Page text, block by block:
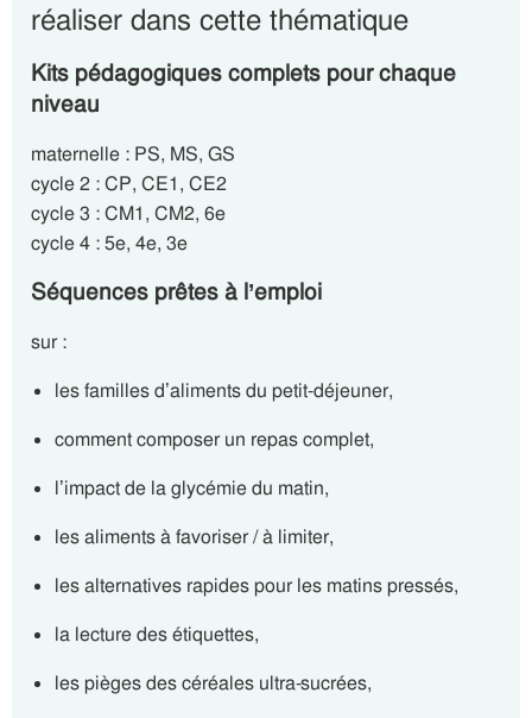
réaliser dans cette thématique
Kits pédagogiques complets pour chaque
niveau
maternelle : PS, MS, GS
cycle 2 : CP, CE1, CE2
cycle 3 : CM1, CM2, 6e
cycle 4 : 5e, 4e, 3e
Séquences prêtes à l’emploi
sur :
les familles d’aliments du petit-déjeuner,
comment composer un repas complet,
l’impact de la glycémie du matin,
les aliments à favoriser / à limiter,
les alternatives rapides pour les matins pressés,
la lecture des étiquettes,
les pièges des céréales ultra-sucrées,